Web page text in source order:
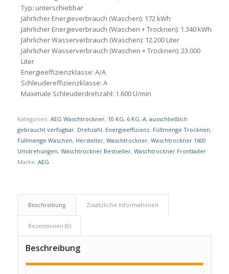
Typ: unterschiebbar
Jährlicher Energieverbrauch (Waschen): 172 kWh
Jährlicher Energieverbrauch (Waschen + Trocknen): 1.340 kWh
Jährlicher Wasserverbrauch (Waschen): 12.200 Liter
Jährlicher Wasserverbrauch (Waschen + Trocknen): 23.000
Liter
Energieeffizienzklasse: A/A
Schleudereffizienzklasse: A
Maximale Schleuderdrehzahl: 1.600 U/min
Kategorien: AEG Waschtrockner, 10 KG, 6 KG, A, ausschließlich
gebraucht verfügbar, Drehzahl, Energieeffizienz, Füllmenge Trocknen,
Füllmenge Waschen, Hersteller, Waschtrockner, Waschtrockner 1600
Umdrehungen, Waschtrockner Bestseller, Waschtrockner Frontlader
Marke: AEG
Beschreibung Zusätzliche Informationen
Rezensionen (0)
Beschreibung